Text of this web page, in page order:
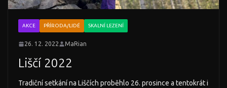
AKCE PŘÍRODA/LIDÉ SKALNÍ LEZENÍ
26. 12. 2022 MaRian
Liščí 2022
Tradiční setkání na Liščích proběhlo 26. prosince a tentokrát i